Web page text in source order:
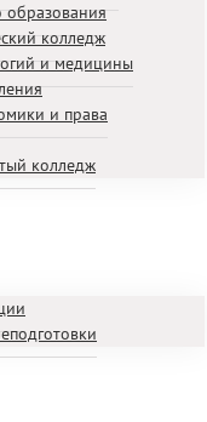
колледж
и медицины
и права
колледж